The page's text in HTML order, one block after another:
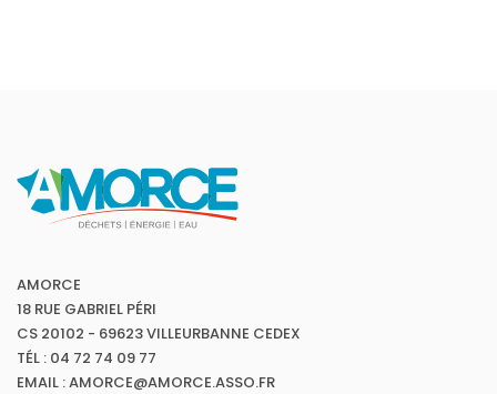
AMORCE
18 RUE GABRIEL PÉRI
CS 20102 - 69623 VILLEURBANNE CEDEX
TÉL : 04 72 74 09 77
EMAIL : AMORCE@AMORCE.ASSO.FR